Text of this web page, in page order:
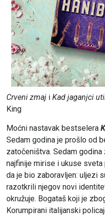
Crveni zmaji Kad jaganjci
King
Moćni nastavak bestselera
Sedam godina je prošlo od
zatočeništva. Sedam
najfinije mirise i ukuse
da je bio zaboravljen: uljezi
razotkrili njegov novi
okružuje. Bogataš koji je
Korumpirani italijanski